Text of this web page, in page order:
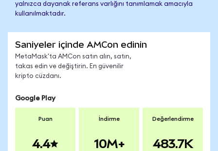
yalnızca dayanak referans varlığını tanımlamak amacıyla
kullanılmaktadır.
Saniyeler içinde AMCon edinin
MetaMask'ta AMCon satın alın, satın,
takas edin ve değiştirin. En güvenilir
kripto cüzdanı.
Google Play
Puan
4.4
İndirme
10M+
Değerlendirme
483.7K